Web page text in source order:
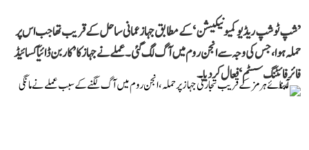
’شپ ٹو شپ ریڈیو کمیونیکیشن‘ کے مطابق جہاز عمانی ساحل کے قریب تھا جب اس پر
حملہ ہوا، جس کی وجہ سے انجن روم میں آگ لگ گئی۔ عملے نے جہاز کا ’کاربن ڈائیآکسائیڈ
فائر فائٹنگ سسٹم‘ فعال کر دیا۔